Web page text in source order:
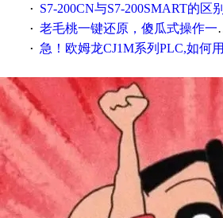
· S7-200CN与S7-200SMART的区别
· 老毛桃一键还原，傻瓜式操作一键轻松备份还原；程序为向导式安装，一键即可实现自动备份或还原系统。
· 急！欧姆龙CJ1M系列PLC,如何用时间控制变频器。要求时间在组态王中可以自由输入！拜托各位大神了！